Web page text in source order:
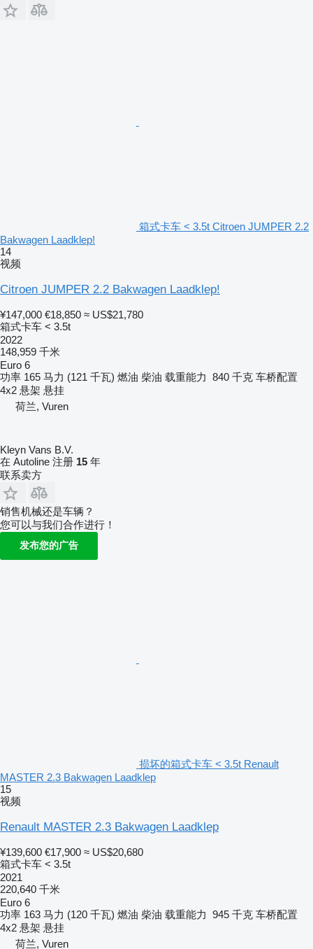
箱式卡车 < 3.5t Citroen JUMPER 2.2
Bakwagen Laadklep!
14
视频
Citroen JUMPER 2.2 Bakwagen Laadklep!
¥147,000 €18,850 ≈ US$21,780
箱式卡车 < 3.5t
2022
148,959 千米
Euro 6
功率 165 马力 (121 千瓦) 燃油 柴油 载重能力 840 千克 车桥配置
4x2 悬架 悬挂
荷兰, Vuren
Kleyn Vans B.V.
在 Autoline 注册 15 年
联系卖方
销售机械还是车辆？
您可以与我们合作进行！
发布您的广告
损坏的箱式卡车 < 3.5t Renault
MASTER 2.3 Bakwagen Laadklep
15
视频
Renault MASTER 2.3 Bakwagen Laadklep
¥139,600 €17,900 ≈ US$20,680
箱式卡车 < 3.5t
2021
220,640 千米
Euro 6
功率 163 马力 (120 千瓦) 燃油 柴油 载重能力 945 千克 车桥配置
4x2 悬架 悬挂
荷兰, Vuren